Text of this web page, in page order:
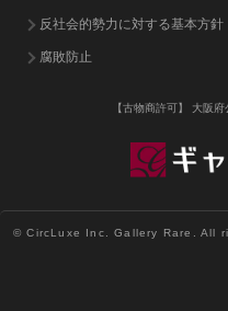
反社会的勢力に対する基本方針
腐敗防止
【古物商許可】 大阪
© CircLuxe Inc. Gallery Rare. All